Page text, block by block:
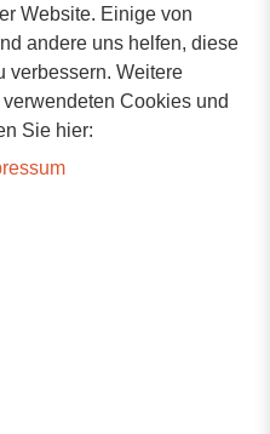
34
Wangen
9566068
Website. Einige von
andere uns helfen, diese
verbessern. Weitere
Cookies und
Sie hier: